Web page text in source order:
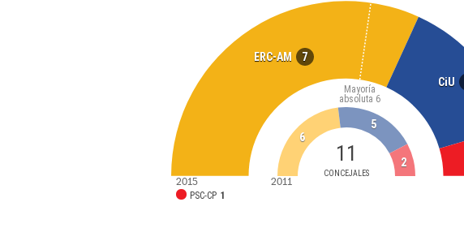
ERC-AM 7
CiU
11
CONCEJALES
Mayoría
absoluta 6
PSC-CP 1
6
5
2
2015 2011